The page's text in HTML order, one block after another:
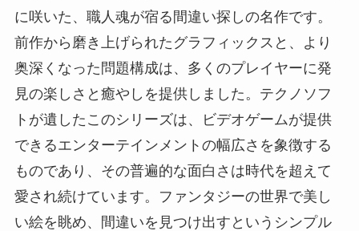
に咲いた、職人魂が宿る間違い探しの名作です。
前作から磨き上げられたグラフィックスと、より
奥深くなった問題構成は、多くのプレイヤーに発
見の楽しさと癒やしを提供しました。テクノソフ
トが遺したこのシリーズは、ビデオゲームが提供
できるエンターテインメントの幅広さを象徴する
ものであり、その普遍的な面白さは時代を超えて
愛され続けています。ファンタジーの世界で美し
い絵を眺め、間違いを見つけ出すというシンプル